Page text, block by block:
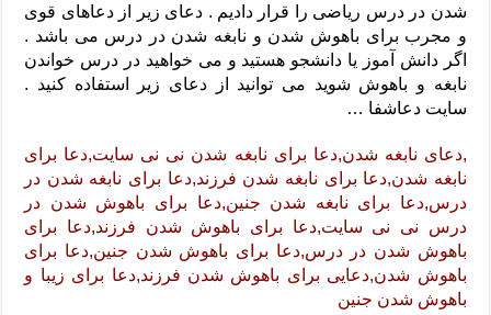
لا حول ولا قوة الا بالله برای چشم زخم – دعای چشم زخم ماشاالله
دعای قوی رفع ترس – دعای مجرب برای آرامش قلب و رفع اضطراب
دعا برای پولدار شدن در یک روز – دعای ثروت حضرت سلیمان
شدن در درس ریاضی را قرار دادیم . دعای زیر از دعاهای قوی
و مجرب برای باهوش شدن و نابغه شدن در درس می باشد .
اگر دانش آموز یا دانشجو هستید و می خواهید در درس خواندن
نابغه و باهوش شوید می توانید از دعای زیر استفاده کنید .
سایت دعاشفا …
,دعای نابغه شدن,دعا برای نابغه شدن نی نی سایت,دعا برای
نابغه شدن,دعا برای نابغه شدن فرزند,دعا برای نابغه شدن در
درس,دعا برای نابغه شدن جنین,دعا برای باهوش شدن در
درس نی نی سایت,دعا برای باهوش شدن فرزند,دعا برای
باهوش شدن در درس,دعا برای باهوش شدن جنین,دعا برای
باهوش شدن,دعایی برای باهوش شدن فرزند,دعا برای زیبا و
باهوش شدن جنین